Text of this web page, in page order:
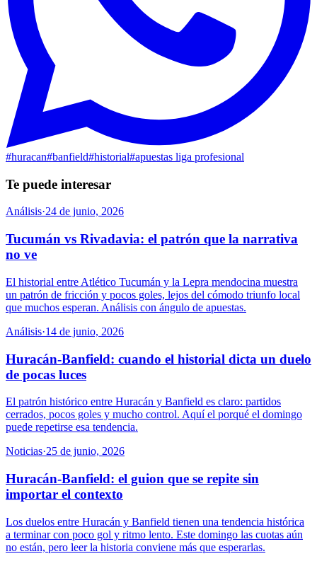
#huracan#banfield#historial#apuestas liga profesional
Te puede interesar
Análisis·24 de junio, 2026
Tucumán vs Rivadavia: el patrón que la narrativa
no ve
El historial entre Atlético Tucumán y la Lepra mendocina muestra
un patrón de fricción y pocos goles, lejos del cómodo triunfo local
que muchos esperan. Análisis con ángulo de apuestas.
Análisis·14 de junio, 2026
Huracán-Banfield: cuando el historial dicta un duelo
de pocas luces
El patrón histórico entre Huracán y Banfield es claro: partidos
cerrados, pocos goles y mucho control. Aquí el porqué el domingo
puede repetirse esa tendencia.
Noticias·25 de junio, 2026
Huracán-Banfield: el guion que se repite sin
importar el contexto
Los duelos entre Huracán y Banfield tienen una tendencia histórica
a terminar con poco gol y ritmo lento. Este domingo las cuotas aún
no están, pero leer la historia conviene más que esperarlas.